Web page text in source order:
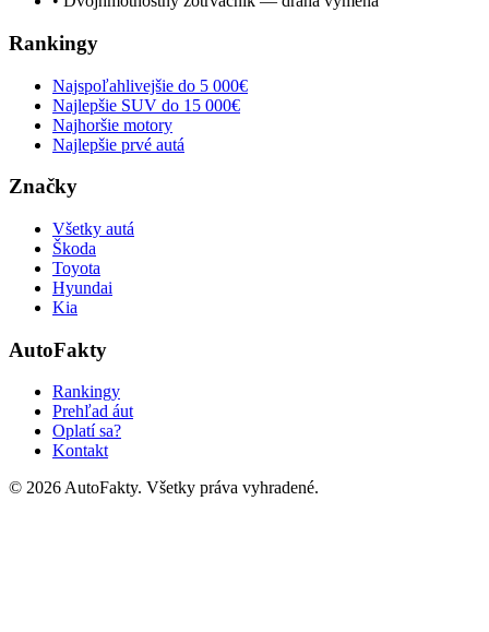
Rankingy
Najspoľahlivejšie do 5 000€
Najlepšie SUV do 15 000€
Najhoršie motory
Najlepšie prvé autá
Značky
Všetky autá
Škoda
Toyota
Hyundai
Kia
AutoFakty
Rankingy
Prehľad áut
Oplatí sa?
Kontakt
© 2026AutoFakty. Všetky práva vyhradené.